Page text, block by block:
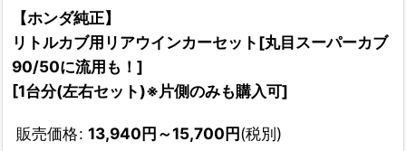
【ホンダ純正】
リトルカブ用リアウインカーセット[丸目スーパーカブ
90/50に流用も！]
[1台分(左右セット)※片側のみも購入可]
販売価格: 13,940円～15,700円(税別)